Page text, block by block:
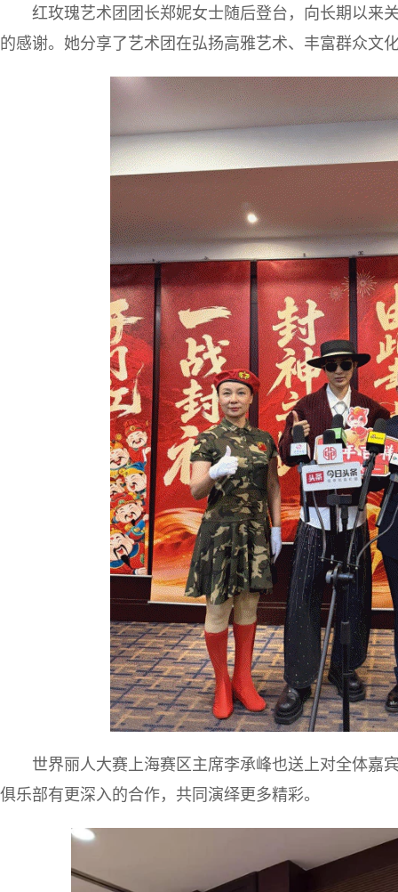
红玫瑰艺术团团长郑妮女士随后登台，向长期以来
的感谢。她分享了艺术团在弘扬高雅艺术、丰富群众文
世界丽人大赛上海赛区主席李承峰也送上对全体嘉
俱乐部有更深入的合作，共同演绎更多精彩。